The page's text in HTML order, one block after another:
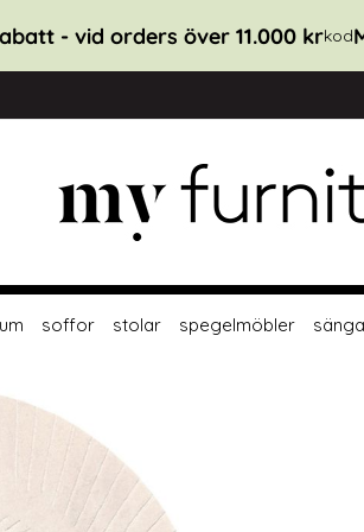
- vid orders över 11.000 krkod
soffor stolar spegelmöbler